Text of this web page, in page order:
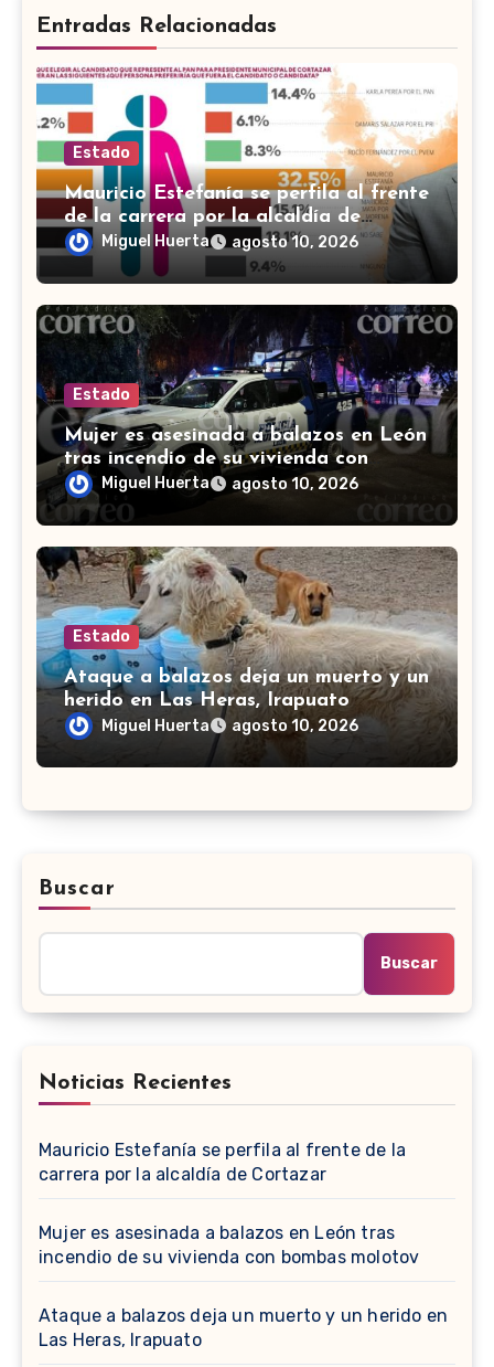
Entradas Relacionadas
Estado
Mauricio Estefanía se perfila al frente
de la carrera por la alcaldía de
Cortazar
Miguel Huerta agosto 10, 2026
Estado
Mujer es asesinada a balazos en León
tras incendio de su vivienda con
bombas molotov
Miguel Huerta agosto 10, 2026
Estado
Ataque a balazos deja un muerto y un
herido en Las Heras, Irapuato
Miguel Huerta agosto 10, 2026
Buscar
Buscar
Noticias Recientes
Mauricio Estefanía se perfila al frente de la
carrera por la alcaldía de Cortazar
Mujer es asesinada a balazos en León tras
incendio de su vivienda con bombas molotov
Ataque a balazos deja un muerto y un herido en
Las Heras, Irapuato